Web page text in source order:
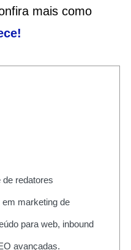
mais como
!
de redatores
marketing de
para web, inbound
avançadas.